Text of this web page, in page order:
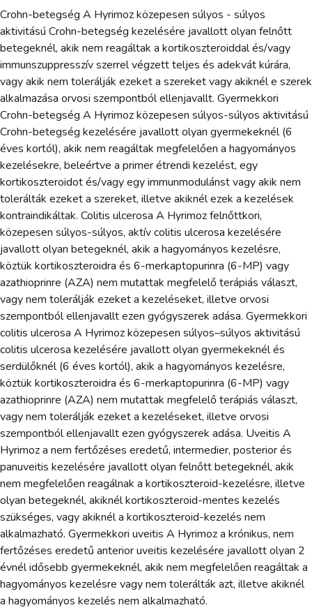
Crohn-betegség A Hyrimoz közepesen súlyos - súlyos
aktivitású Crohn-betegség kezelésére javallott olyan felnőtt
betegeknél, akik nem reagáltak a kortikoszteroiddal és/vagy
immunszuppresszív szerrel végzett teljes és adekvát kúrára,
vagy akik nem tolerálják ezeket a szereket vagy akiknél e szerek
alkalmazása orvosi szempontból ellenjavallt. Gyermekkori
Crohn-betegség A Hyrimoz közepesen súlyos-súlyos aktivitású
Crohn-betegség kezelésére javallott olyan gyermekeknél (6
éves kortól), akik nem reagáltak megfelelően a hagyományos
kezelésekre, beleértve a primer étrendi kezelést, egy
kortikoszteroidot és/vagy egy immunmodulánst vagy akik nem
tolerálták ezeket a szereket, illetve akiknél ezek a kezelések
kontraindikáltak. Colitis ulcerosa A Hyrimoz felnőttkori,
közepesen súlyos-súlyos, aktív colitis ulcerosa kezelésére
javallott olyan betegeknél, akik a hagyományos kezelésre,
köztük kortikoszteroidra és 6-merkaptopurinra (6-MP) vagy
azathioprinre (AZA) nem mutattak megfelelő terápiás választ,
vagy nem tolerálják ezeket a kezeléseket, illetve orvosi
szempontból ellenjavallt ezen gyógyszerek adása. Gyermekkori
colitis ulcerosa A Hyrimoz közepesen súlyos–súlyos aktivitású
colitis ulcerosa kezelésére javallott olyan gyermekeknél és
serdülőknél (6 éves kortól), akik a hagyományos kezelésre,
köztük kortikoszteroidra és 6-merkaptopurinra (6-MP) vagy
azathioprinre (AZA) nem mutattak megfelelő terápiás választ,
vagy nem tolerálják ezeket a kezeléseket, illetve orvosi
szempontból ellenjavallt ezen gyógyszerek adása. Uveitis A
Hyrimoz a nem fertőzéses eredetű, intermedier, posterior és
panuveitis kezelésére javallott olyan felnőtt betegeknél, akik
nem megfelelően reagálnak a kortikoszteroid-kezelésre, illetve
olyan betegeknél, akiknél kortikoszteroid-mentes kezelés
szükséges, vagy akiknél a kortikoszteroid-kezelés nem
alkalmazható. Gyermekkori uveitis A Hyrimoz a krónikus, nem
fertőzéses eredetű anterior uveitis kezelésére javallott olyan 2
évnél idősebb gyermekeknél, akik nem megfelelően reagáltak a
hagyományos kezelésre vagy nem tolerálták azt, illetve akiknél
a hagyományos kezelés nem alkalmazható.